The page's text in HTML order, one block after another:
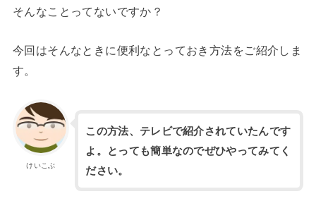
そんなことってないですか？
今回はそんなときに便利なとっておき方法をご紹介しま
す。
けいこぶ
この方法、テレビで紹介されていたんです
よ。とっても簡単なのでぜひやってみてく
ださい。